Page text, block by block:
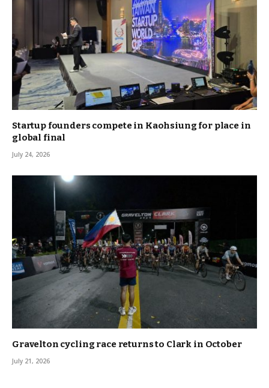
Startup founders compete in Kaohsiung for place in
global final
July 24, 2026
Gravelton cycling race returns to Clark in October
July 21, 2026